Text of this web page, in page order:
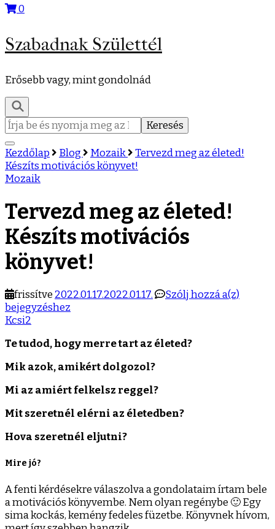
0
Szabadnak Születtél
Erősebb vagy, mint gondolnád
Keresés:
Kezdőlap Blog Mozaik
Tervezd meg az életed!
Készíts motivációs könyvet!
Mozaik
Tervezd meg az életed!
Készíts motivációs
könyvet!
frissítve 2022.01.17.2022.01.17. Szólj hozzá a(z)
bejegyzéshez
Kcsi2
Te tudod, hogy merre tart az életed?
Mik azok, amikért dolgozol?
Mi az amiért felkelsz reggel?
Mit szeretnél elérni az életedben?
Hova szeretnél eljutni?
Mire jó?
A fenti kérdésekre válaszolva a gondolataim írtam bele
a motivációs könyvembe. Nem olyan regénybe 🙂 Egy
sima kockás, kemény fedeles füzetbe. Könyvnek hívom,